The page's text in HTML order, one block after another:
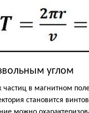
углом
в магнитном
становится